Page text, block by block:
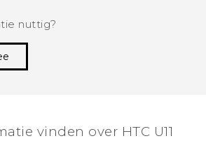
nuttig?
vinden over HTC U11